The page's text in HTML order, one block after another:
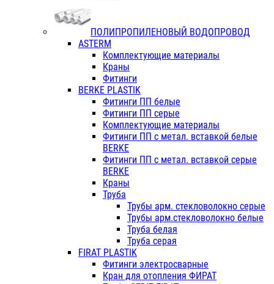
ПОЛИПРОПИЛЕНОВЫЙ ВОДОПРОВОД
ASTERM
Комплектующие материалы
Краны
Фитинги
BERKE PLASTIK
Фитинги ПП белые
Фитинги ПП серые
Комплектующие материалы
Фитинги ПП с метал. вставкой белые
BERKE
Фитинги ПП с метал. вставкой серые
BERKE
Краны
Труба
Трубы арм. стекловолокно серые
Трубы арм.стекловолокно белые
Труба белая
Труба серая
FIRAT PLASTIK
Фитинги электросварные
Кран для отопления ФИРАТ